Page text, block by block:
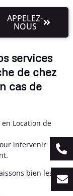
APPELEZ-
NOUS
services
de chez
cas de
Location de
intervenir
bien les